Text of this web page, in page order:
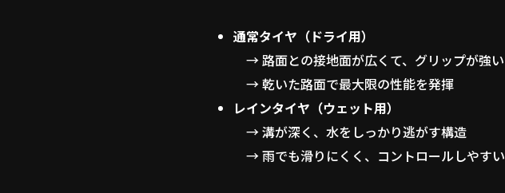
通常タイヤ（ドライ用）
→ 路面との接地面が広くて、グリップが強い
→ 乾いた路面で最大限の性能を発揮
レインタイヤ（ウェット用）
→ 溝が深く、水をしっかり逃がす構造
→ 雨でも滑りにくく、コントロールしやすい